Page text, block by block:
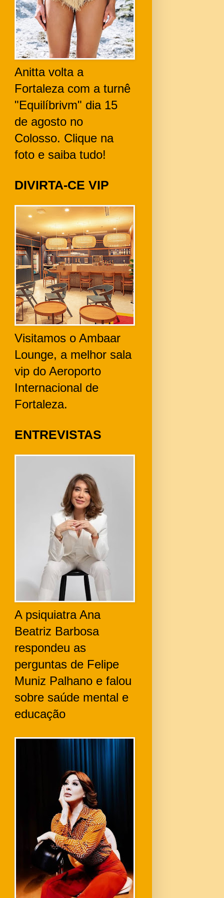
Anitta volta a
Fortaleza com a turnê
"Equilíbrivm" dia 15
de agosto no
Colosso. Clique na
foto e saiba tudo!
DIVIRTA-CE VIP
Visitamos o Ambaar
Lounge, a melhor sala
vip do Aeroporto
Internacional de
Fortaleza.
ENTREVISTAS
A psiquiatra Ana
Beatriz Barbosa
respondeu as
perguntas de Felipe
Muniz Palhano e falou
sobre saúde mental e
educação